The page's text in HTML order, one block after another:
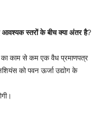
आवश्यक स्तरों के बीच क्या अंतर है?
काम से कम एक वैध प्रमाणपत्र
को पवन ऊर्जा उद्योग के